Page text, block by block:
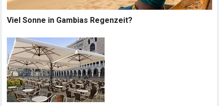
Viel Sonne in Gambias Regenzeit?